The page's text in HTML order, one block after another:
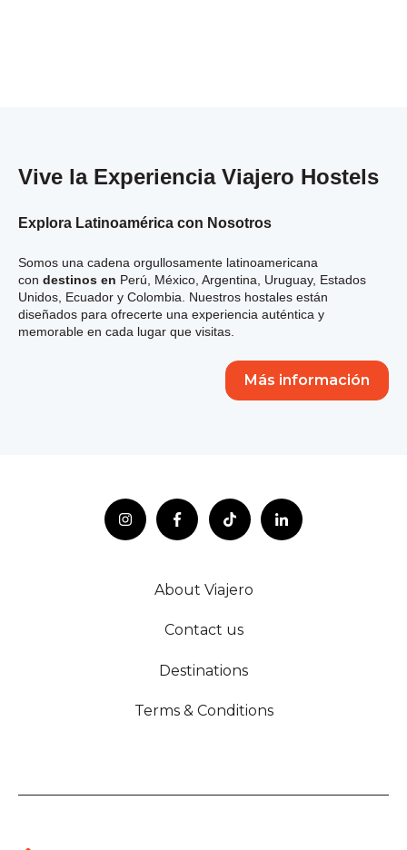
Vive la Experiencia Viajero Hostels
Explora Latinoamérica con Nosotros
Somos una cadena orgullosamente latinoamericana
con destinos en Perú, México, Argentina, Uruguay, Estados
Unidos, Ecuador y Colombia. Nuestros hostales están
diseñados para ofrecerte una experiencia auténtica y
memorable en cada lugar que visitas.
Más información
About Viajero
Contact us
Destinations
Terms & Conditions